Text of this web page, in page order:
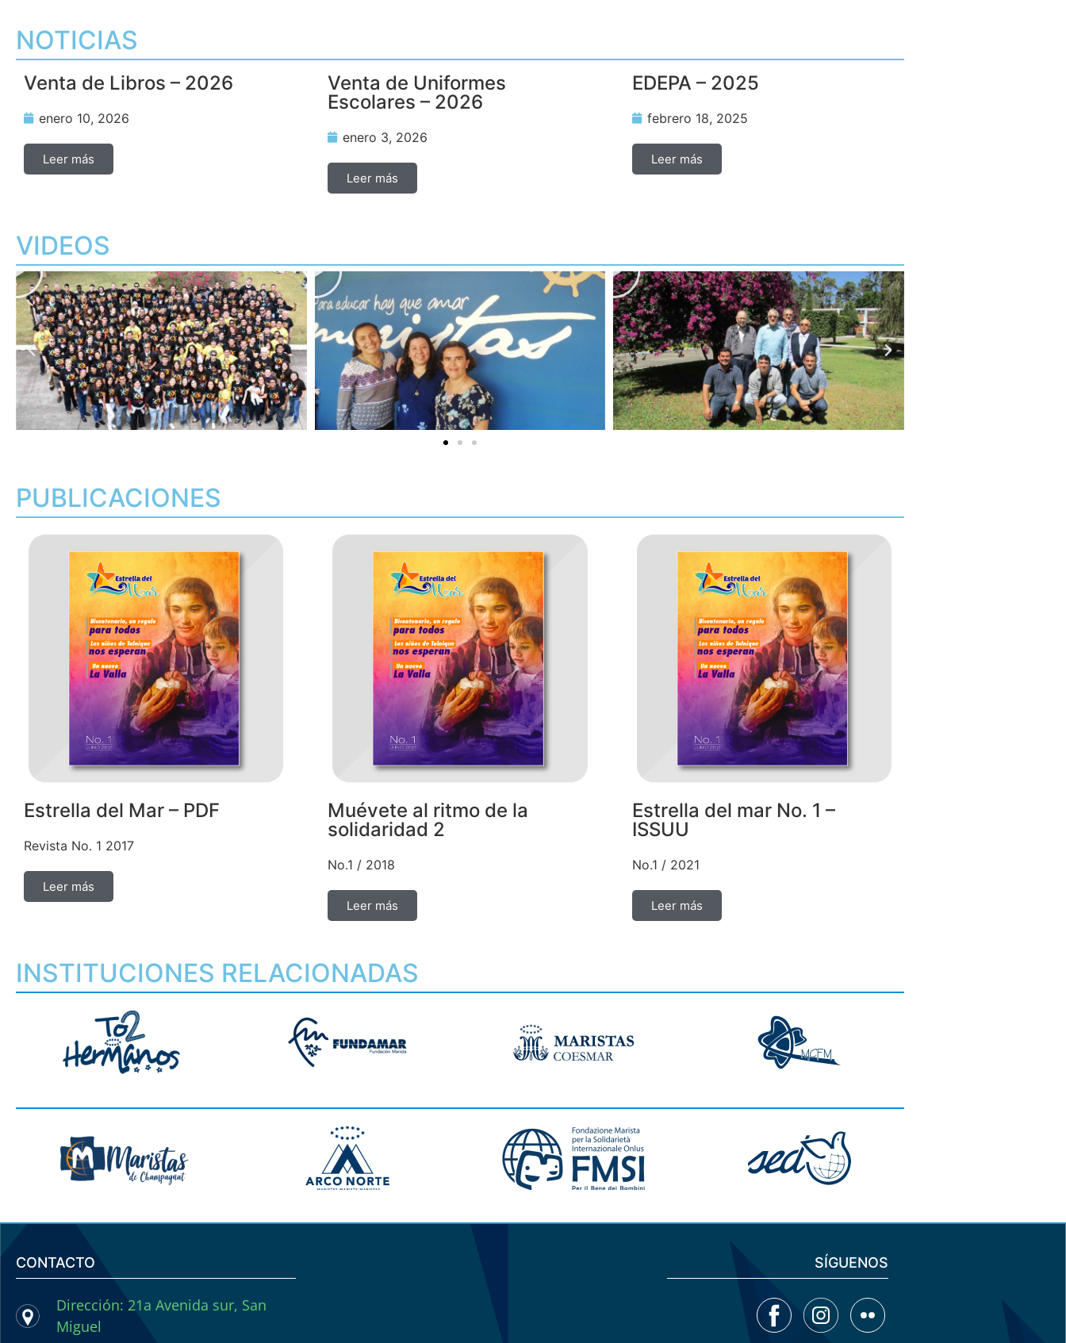
NOTICIAS
Venta de Libros – 2026
enero 10, 2026
Leer más
Venta de Uniformes
Escolares – 2026
enero 3, 2026
Leer más
EDEPA – 2025
febrero 18, 2025
Leer más
VIDEOS
PUBLICACIONES
Estrella del Mar – PDF
Revista No. 1 2017
Leer más
Muévete al ritmo de la
solidaridad 2
No.1 / 2018
Leer más
Estrella del mar No. 1 –
ISSUU
No.1 / 2021
Leer más
INSTITUCIONES RELACIONADAS
CONTACTO
Dirección: 21a Avenida sur, San
Miguel
SÍGUENOS